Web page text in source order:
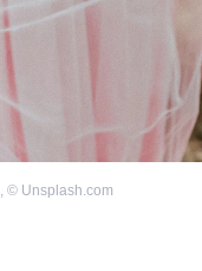
, © Unsplash.com